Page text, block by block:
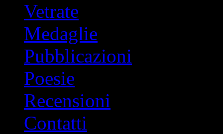
Vetrate
Medaglie
Pubblicazioni
Poesie
Recensioni
Contatti